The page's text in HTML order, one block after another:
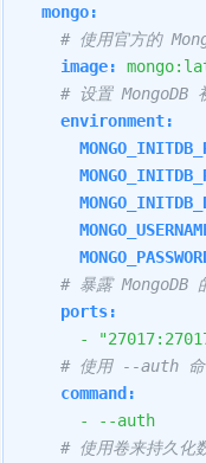
mongo:
# 使用官方的
image:
# 设置 MongoDB
environment:
# 暴露 MongoDB
ports:
-
# 使用 --auth 命
command:
-
--auth
# 使用卷来持久化